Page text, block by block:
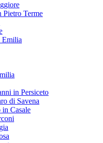
Pietro Terme
Emilia
in Persiceto
di Savena
in Casale